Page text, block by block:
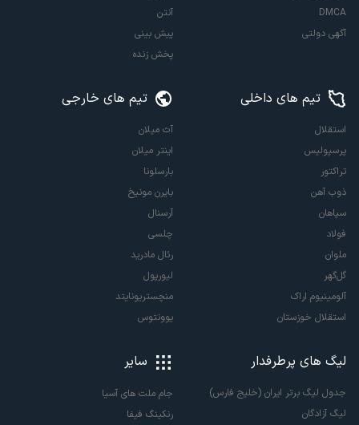
DMCA
آگهی دولتی
آنتن
پیش بینی
پخش زنده
تیم های داخلی
استقلال
پرسپولیس
تراکتور
ذوب آهن
سپاهان
فولاد
ملوان
گل‌گهر
آلومینیوم اراک
استقلال خوزستان
تیم های خارجی
آث میلان
اینتر میلان
بارسلونا
بایرن مونیخ
آرسنال
چلسی
رئال مادرید
لیورپول
منچستریونایتد
یوونتوس
لیگ های پرطرفدار
جدول لیگ برتر ایران (خلیج فارس)
لیگ آزادگان
سایر
جام ملت های آسیا
رنکینگ فیفا